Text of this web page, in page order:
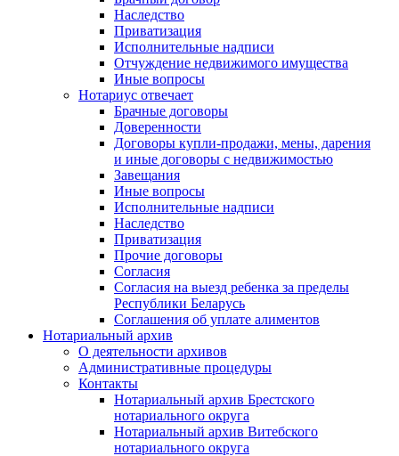
Наследство
Приватизация
Исполнительные надписи
Отчуждение недвижимого имущества
Иные вопросы
Нотариус отвечает
Брачные договоры
Доверенности
Договоры купли-продажи, мены, дарения
и иные договоры с недвижимостью
Завещания
Иные вопросы
Исполнительные надписи
Наследство
Приватизация
Прочие договоры
Согласия
Согласия на выезд ребенка за пределы
Республики Беларусь
Соглашения об уплате алиментов
Нотариальный архив
О деятельности архивов
Административные процедуры
Контакты
Нотариальный архив Брестского
нотариального округа
Нотариальный архив Витебского
нотариального округа